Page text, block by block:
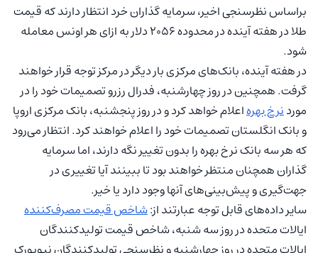
براساس نظرسنجی اخیر، سرمایه گذاران خرد انتظار دارند که قیمت
طلا در هفته آینده در محدوده ۲۰۵۶ دلار به ازای هر اونس معامله
شود.
در هفته آینده، بانک‌های مرکزی بار دیگر در مرکز توجه قرار خواهند
گرفت. همچنین در روز چهارشنبه، فدرال رزرو تصمیمات خود را در
موردنرخ بهرهاعلام خواهد کرد و در روز پنجشنبه، بانک مرکزی اروپا
و بانک انگلستان تصمیمات خود را اعلام خواهند کرد. انتظار می‌رود
که هر سه بانک نرخ بهره را بدون تغییر نگه دارند، اما سرمایه
گذاران همچنان منتظر خواهند بود تا ببینند آیا تغییری در
جهت‌گیری و پیش‌بینی‌های آنها وجود دارد یا خیر.
سایر داده‌های قابل توجه عبارتند از:شاخص قیمت مصرف‌کننده
ایالات متحده در روز سه شنبه، شاخص قیمت تولیدکنندگان